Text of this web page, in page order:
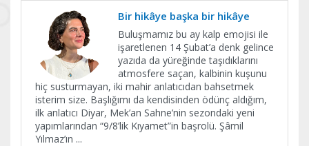
Bir hikâye başka bir hikâye
Buluşmamız bu ay kalp emojisi ile
işaretlenen 14 Şubat’a denk gelince
yazıda da yüreğinde taşıdıklarını
atmosfere saçan, kalbinin kuşunu
hiç susturmayan, iki mahir anlatıcıdan bahsetmek
isterim size. Başlığımı da kendisinden ödünç aldığım,
ilk anlatıcı Diyar, Mek’an Sahne’nin sezondaki yeni
yapımlarından “9/8’lik Kıyamet”in başrolü. Şâmil
Yılmaz’ın ...